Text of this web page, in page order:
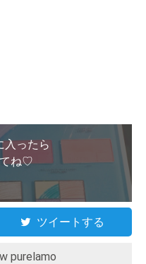
入ったら
てね♡
ツイートする
purelamo